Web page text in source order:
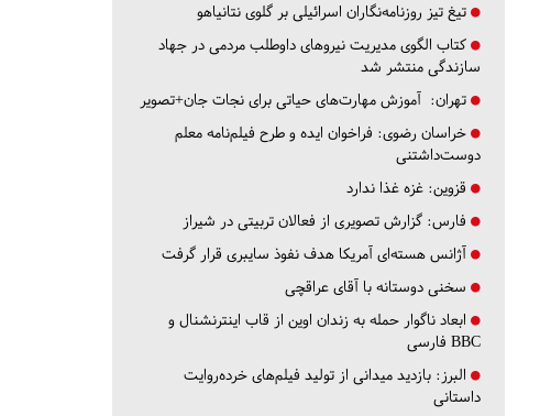
تیغ تیز روزنامه‌نگاران اسرائیلی بر گلوی نتانیاهو
کتاب الگوی مدیریت نیروهای داوطلب مردمی در جهاد
سازندگی منتشر شد
تهران: آموزش مهارت‌های حیاتی برای نجات جان+تصویر
خراسان رضوی: فراخوان ایده و طرح فیلم‌نامه معلم
دوست‌داشتنی
قزوین: غزه غذا ندارد
فارس: گزارش تصویری از فعالان تربیتی در شیراز
آژانس هسته‌ای آمریکا هدف نفوذ سایبری قرار گرفت
سخنی دوستانه با آقای عراقچی
ابعاد ناگوار حمله به زندان اوین از قاب اینترنشنال و
BBC فارسی
البرز: بازدید میدانی از تولید فیلم‌های خرده‌روایت
داستانی